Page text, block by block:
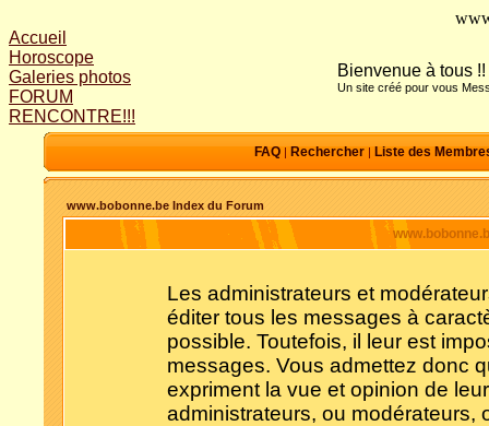
Accueil
Horoscope
Galeries photos
FORUM
RENCONTRE!!!
Bienvenue à tous !!
Un site créé pour vous
FAQ| Rechercher| Liste des
www.bobonne.be Index du Forum
Les administrateurs et
éditer tous les messages à
possible. Toutefois, il leur est
messages. Vous admettez donc
expriment la vue et opinion de
administrateurs, ou modérateurs,